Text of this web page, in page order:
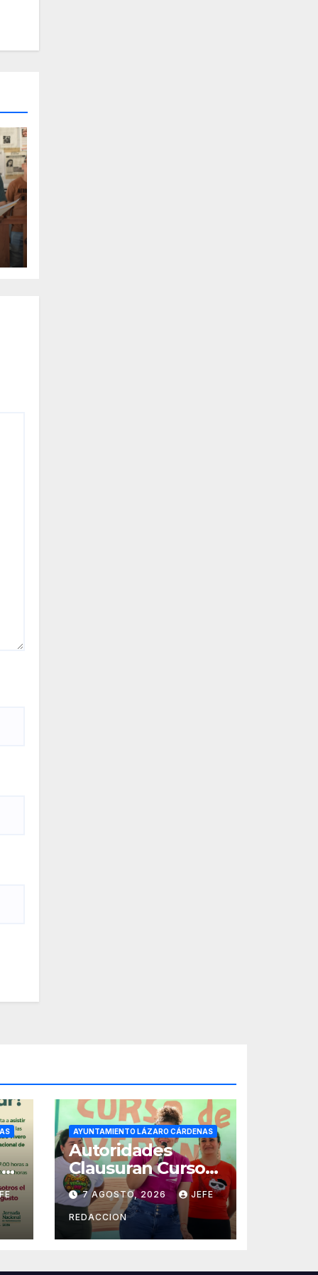
AYUNTAMIENTO LÁZARO CÁRDENAS
Autoridades
Clausuran Cursos
de Verano DIF,
Seguridad Pública
y Casa de Cultura
2026
7 AGOSTO, 2026 JEFE
REDACCION